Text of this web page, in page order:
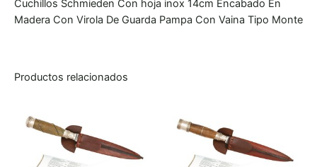
Cuchillos Schmieden Con hoja inox 14cm Encabado En
Madera Con Virola De Guarda Pampa Con Vaina Tipo Monte
Productos relacionados